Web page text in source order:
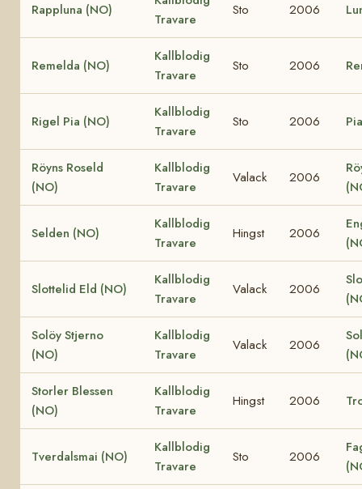
Rappluna (NO)
Travare
Sto 2006
Remelda (NO)
Kallblodig
Travare
Sto 2006
Rigel Pia (NO)
Kallblodig
Travare
Sto 2006
Röyns Roseld
(NO)
Kallblodig
Travare
Valack 2006
Selden (NO)
Kallblodig
Travare
Hingst 2006
Slottelid Eld (NO)
Kallblodig
Travare
Valack 2006
Solöy Stjerno
(NO)
Kallblodig
Travare
Valack 2006
Storler Blessen
(NO)
Kallblodig
Travare
Hingst 2006
Tverdalsmai (NO)
Kallblodig
Travare
Sto 2006